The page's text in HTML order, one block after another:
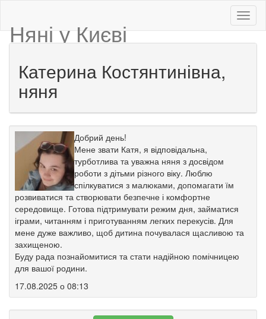
Няні у Києві
Катерина Костянтинівна,
няня
Добрий день!
Мене звати Катя, я відповідальна,
турботлива та уважна няня з досвідом
роботи з дітьми різного віку. Люблю
спілкуватися з малюками, допомагати їм
розвиватися та створювати безпечне і комфортне
середовище. Готова підтримувати режим дня, займатися
іграми, читанням і приготуванням легких перекусів. Для
мене дуже важливо, щоб дитина почувалася щасливою та
захищеною.
Буду рада познайомитися та стати надійною помічницею
для вашої родини.
17.08.2025 о 08:13